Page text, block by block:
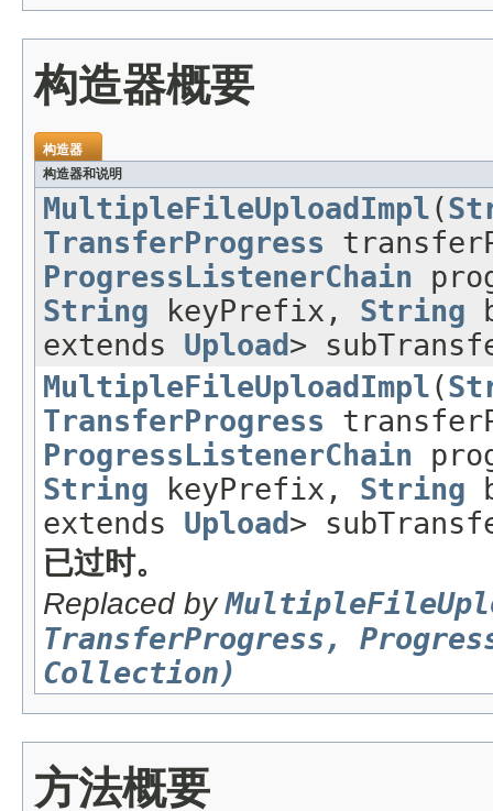
构造器概要
构造器
构造器和说明
MultipleFileUploadImpl(
TransferProgress
ProgressListenerChain
String keyPrefix, String
extends Upload>
MultipleFileUploadImpl(
TransferProgress
ProgressListenerChain
String keyPrefix, String
extends Upload>
已过时。
Replaced by
TransferProgress,
Collection)
方法概要